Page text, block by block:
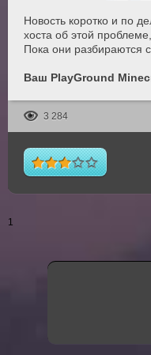
Новость коротко и по
хоста об этой
Пока они разбираются
Ваш PlayGround
3 284
1